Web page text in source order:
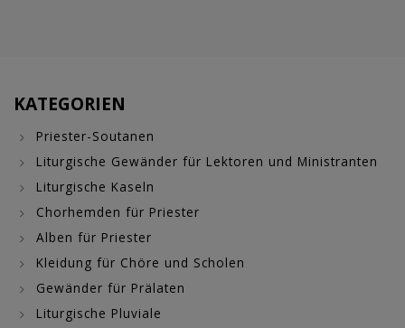
KATEGORIEN
Priester-Soutanen
Liturgische Gewänder für Lektoren und Ministranten
Liturgische Kaseln
Chorhemden für Priester
Alben für Priester
Kleidung für Chöre und Scholen
Gewänder für Prälaten
Liturgische Pluviale